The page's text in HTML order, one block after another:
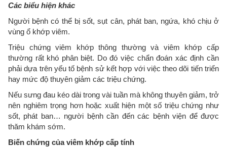
Các biểu hiện khác
Người bệnh có thể bị sốt, sụt cân, phát ban, ngứa, khó chịu ở
vùng ổ khớp viêm.
Triệu chứng viêm khớp thông thường và viêm khớp cấp
thường rất khó phân biệt. Do đó việc chẩn đoán xác định cần
phải dựa trên yếu tố bệnh sử kết hợp với việc theo dõi tiến triển
hay mức độ thuyên giảm các triệu chứng.
Nếu sưng đau kéo dài trong vài tuần mà không thuyên giảm, trở
nên nghiêm trọng hơn hoặc xuất hiện một số triệu chứng như
sốt, phát ban… người bệnh cần đến các bệnh viện để được
thăm khám sớm.
Biến chứng của viêm khớp cấp tính